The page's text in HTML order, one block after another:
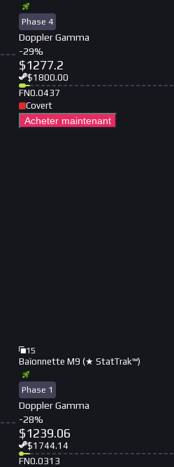
Phase 4
Doppler Gamma
-29%
$1277.2
$1800.00
FN0.0437
Covert
Acheter maintenant
15
Baïonnette M9 (★ StatTrak™)
Phase 1
Doppler Gamma
-28%
$1239.06
$1744.14
FN0.0313